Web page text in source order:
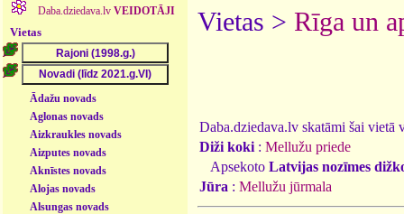
Daba.dziedava.lv VEIDOTĀJI
Vietas
Ādažu novads
Aglonas novads
Aizkraukles novads
Aizputes novads
Aknīstes novads
Alojas novads
Alsungas novads
Vietas > Rīga un
Daba.dziedava.lv skatāmi šai vietā
Diži koki : Mellužu priede
Apsekoto Latvijas nozīmes
Jūra : Mellužu jūrmala